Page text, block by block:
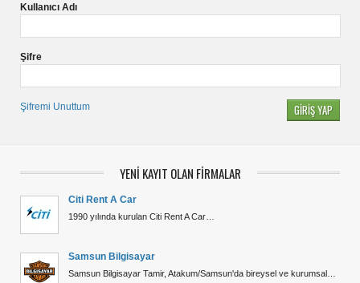
Kullanıcı Adı
Şifre
Şifremi Unuttum
YENİ KAYIT OLAN FİRMALAR
Citi Rent A Car
1990 yılında kurulan Citi Rent A Car…
Samsun Bilgisayar
Samsun Bilgisayar Tamir, Atakum/Samsun'da bireysel ve kurumsal…